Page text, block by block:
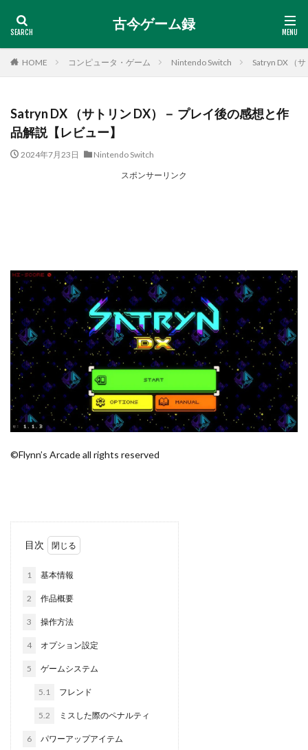
古今ゲーム録
HOME コンピュータ・ゲーム Nintendo Switch Satryn DX （
Satryn DX （サトリン DX）－ プレイ後の感想と作
品解説【レビュー】
2024年7月23日
Nintendo Switch
スポンサーリンク
©Flynn’s Arcade all rights reserved
目次
1 基本情報
2 作品概要
3 操作方法
4 オプション設定
5 ゲームシステム
5.1 フレンド
5.2 ミスした際のペナルティ
6 パワーアップアイテム